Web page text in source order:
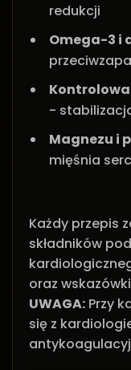
redukcji
Omega-3 i
-
Magnezu i
mięśnia
Każdy przepis
składników
oraz
UWAGA: Przy
się z